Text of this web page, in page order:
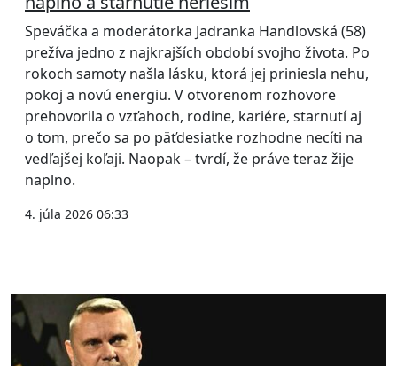
Speváčka a moderátorka Jadranka Handlovská (58)
prežíva jedno z najkrajších období svojho života. Po
rokoch samoty našla lásku, ktorá jej priniesla nehu,
pokoj a novú energiu. V otvorenom rozhovore
prehovorila o vzťahoch, rodine, kariére, starnutí aj
o tom, prečo sa po päťdesiatke rozhodne necíti na
vedľajšej koľaji. Naopak – tvrdí, že práve teraz žije
naplno.
4. júla 2026 06:33